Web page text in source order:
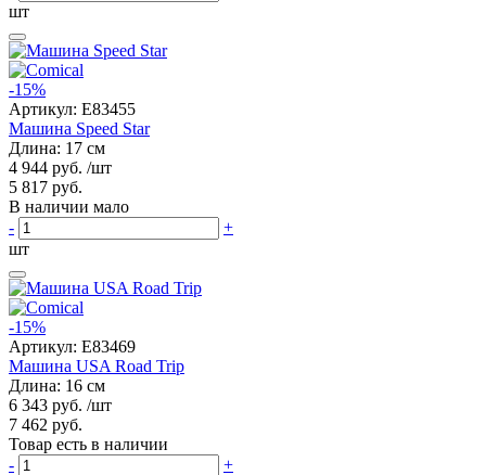
шт
-15%
Артикул: E83455
Машина Speed Star
Длина: 17 см
4 944 руб. /шт
5 817 руб.
В наличии мало
-
+
шт
-15%
Артикул: E83469
Машина USA Road Trip
Длина: 16 см
6 343 руб. /шт
7 462 руб.
Товар есть в наличии
-
+